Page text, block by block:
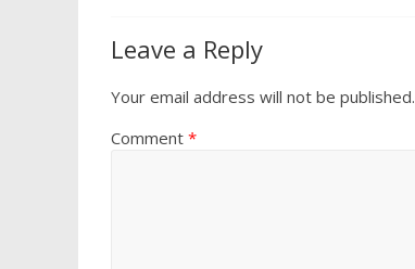
Leave a Reply
Your email address will not be published.
Comment *